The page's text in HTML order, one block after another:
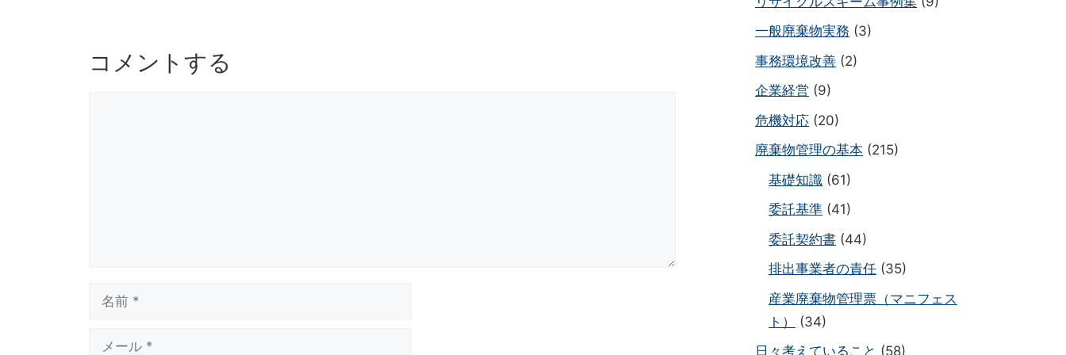
k
コメントする
一般廃棄物実務 (3)
事務環境改善 (2)
企業経営 (9)
危機対応 (20)
廃棄物管理の基本 (215)
基礎知識 (61)
委託基準 (41)
委託契約書 (44)
排出事業者の責任 (35)
産業廃棄物管理票（マニフェス
ト）
(34)
日々考えていること (58)